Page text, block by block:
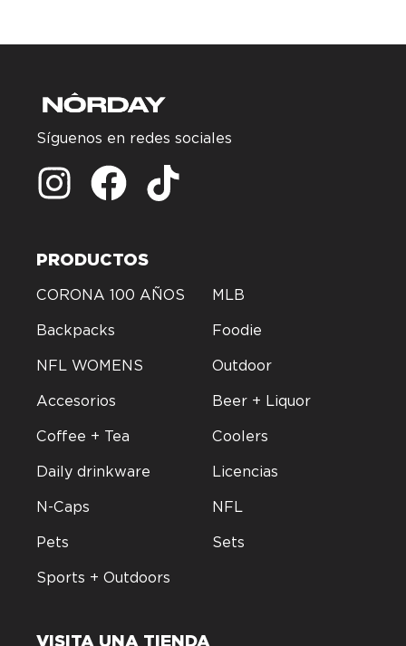
Síguenos en redes sociales
PRODUCTOS
CORONA 100 AÑOS MLB
Backpacks Foodie
NFL WOMENS Outdoor
Accesorios Beer + Liquor
Coffee + Tea Coolers
Daily drinkware Licencias
N-Caps NFL
Pets Sets
Sports + Outdoors
VISITA UNA TIENDA